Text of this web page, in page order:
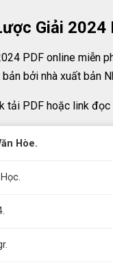
Giải 2024
PDF online miễn
bởi nhà xuất bản
tải PDF hoặc link
Hòe.